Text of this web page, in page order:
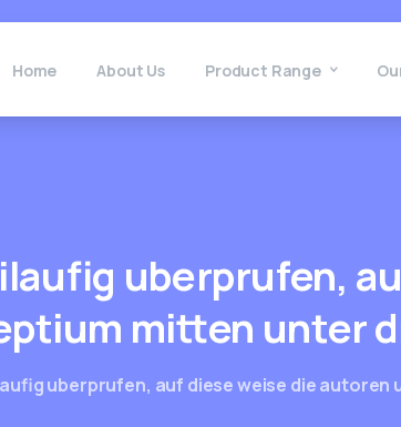
Home About Us Product Range
uberprufen,
mitten unter
uberprufen, auf diese weise die autoren